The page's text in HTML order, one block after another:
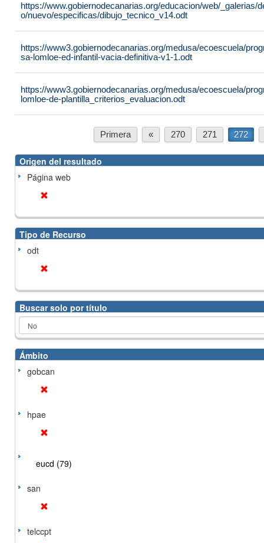
https://www.gobiernodecanarias.org/educacion/web/
o/nuevo/especificas/dibujo_tecnico_v14.odt
https://www3.gobiernodecanarias.org/medusa/ecoescuela/
sa-lomloe-ed-infantil-vacia-definitiva-v1-1.odt
https://www3.gobiernodecanarias.org/medusa/ecoescuela/
lomloe-de-plantilla_criterios_evaluacion.odt
Primera « 270 271 272
Origen del resultado
Página web
Tipo de Recurso
odt
Buscar solo por título
Ámbito
gobcan
hpae
eucd (79)
san
telccpt